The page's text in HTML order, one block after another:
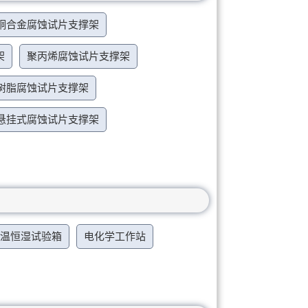
合金腐蚀试片支撑架
聚丙烯腐蚀试片支撑架
脂腐蚀试片支撑架
挂式腐蚀试片支撑架
恒湿试验箱 电化学工作站